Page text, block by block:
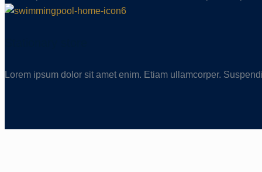
Lorem ipsum dolor sit amet enim. Etiam ullamcorper.